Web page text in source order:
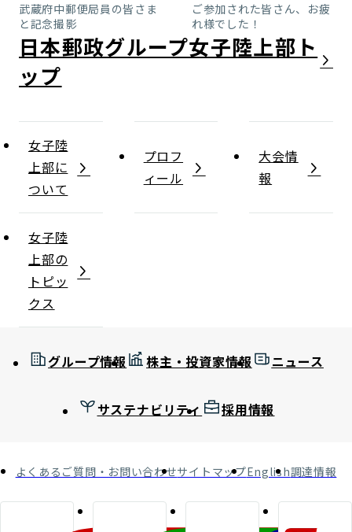
武蔵府中郵便局員の皆さま
と記念撮影
ご参加された皆さん、お疲
れ様でした！
日本郵政グループ女子陸上部
女子陸
上部に
ついて
プロフ
ィール
大会情
報
女子陸
上部の
トピッ
クス
グループ情報 株主・投資家情報 ニュース
サステナビリティ 採用情報
よくあるご質問・お問い合わせサイトマップEnglish調達情報